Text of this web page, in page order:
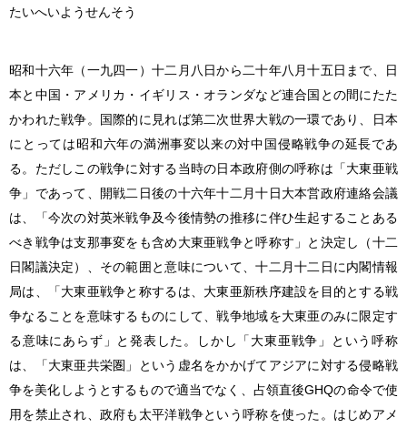
たいへいようせんそう
昭和十六年（一九四一）十二月八日から二十年八月十五日まで、日
本と中国・アメリカ・イギリス・オランダなど連合国との間にたた
かわれた戦争。国際的に見れば第二次世界大戦の一環であり、日本
にとっては昭和六年の満洲事変以来の対中国侵略戦争の延長であ
る。ただしこの戦争に対する当時の日本政府側の呼称は「大東亜戦
争」であって、開戦二日後の十六年十二月十日大本営政府連絡会議
は、「今次の対英米戦争及今後情勢の推移に伴ひ生起することある
べき戦争は支那事変をも含め大東亜戦争と呼称す」と決定し（十二
日閣議決定）、その範囲と意味について、十二月十二日に内閣情報
局は、「大東亜戦争と称するは、大東亜新秩序建設を目的とする戦
争なることを意味するものにして、戦争地域を大東亜のみに限定す
る意味にあらず」と発表した。しかし「大東亜戦争」という呼称
は、「大東亜共栄圏」という虚名をかかげてアジアに対する侵略戦
争を美化しようとするもので適当でなく、占領直後GHQの命令で使
用を禁止され、政府も 太平洋戦争という呼称を使った。はじめアメ